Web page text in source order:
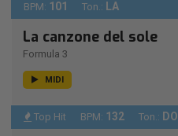
BPM: 101 Ton.: LA
La canzone del sole
Formula 3
MIDI
Top Hit BPM: 132 Ton.: DO